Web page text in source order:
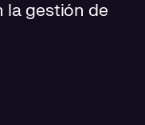
la gestión de